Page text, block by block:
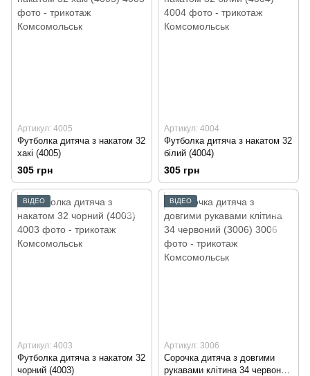
Артикул: 4005
Футболка дитяча з накатом 32
хакі (4005)
305 грн
Артикул: 4004
Футболка дитяча з накатом 32
білий (4004)
305 грн
ВІДЕО
Артикул: 4003
Футболка дитяча з накатом 32
чорний (4003)
ВІДЕО
Артикул: 3006
Сорочка дитяча з довгими
рукавами клітина 34 червоний